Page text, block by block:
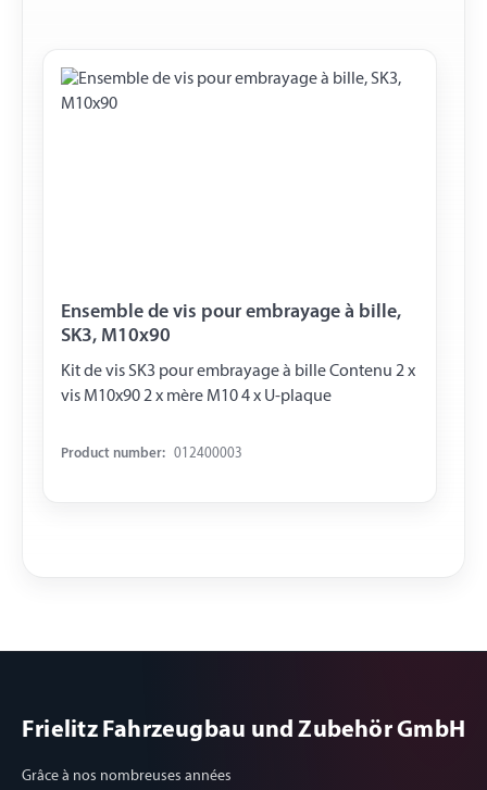
Ensemble de vis pour embrayage à bille,
SK3, M10x90
Kit de vis SK3 pour embrayage à bille Contenu 2 x
vis M10x90 2 x mère M10 4 x U-plaque
Product number: 012400003
Frielitz Fahrzeugbau und Zubehör GmbH
Grâce à nos nombreuses années